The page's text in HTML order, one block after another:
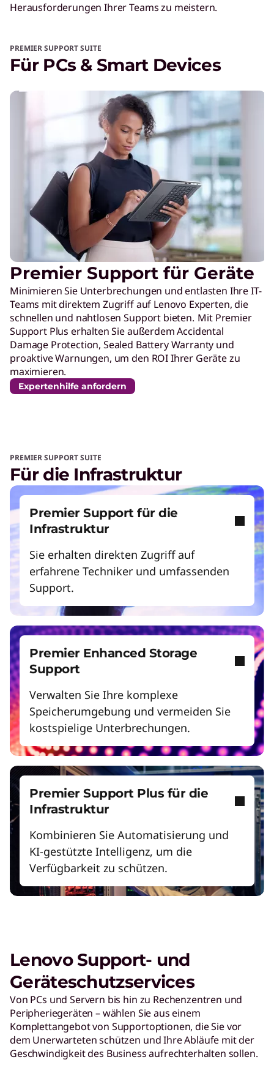
Herausforderungen Ihrer Teams zu meistern.
PREMIER SUPPORT SUITE
Für PCs & Smart Devices
Premier Support für Geräte
Minimieren Sie Unterbrechungen und entlasten Ihre IT-
Teams mit direktem Zugriff auf Lenovo Experten, die
schnellen und nahtlosen Support bieten. Mit Premier
Support Plus erhalten Sie außerdem Accidental
Damage Protection, Sealed Battery Warranty und
proaktive Warnungen, um den ROI Ihrer Geräte zu
maximieren.
Expertenhilfe anfordern
PREMIER SUPPORT SUITE
Für die Infrastruktur
Premier Support für die
Infrastruktur
Sie erhalten direkten Zugriff auf
erfahrene Techniker und umfassenden
Support.
Premier Enhanced Storage
Support
Verwalten Sie Ihre komplexe
Speicherumgebung und vermeiden Sie
kostspielige Unterbrechungen.
Premier Support Plus für die
Infrastruktur
Kombinieren Sie Automatisierung und
KI-gestützte Intelligenz, um die
Verfügbarkeit zu schützen.
Lenovo Support- und
Geräteschutzservices
Von PCs und Servern bis hin zu Rechenzentren und
Peripheriegeräten – wählen Sie aus einem
Komplettangebot von Supportoptionen, die Sie vor
dem Unerwarteten schützen und Ihre Abläufe mit der
Geschwindigkeit des Business aufrechterhalten sollen.